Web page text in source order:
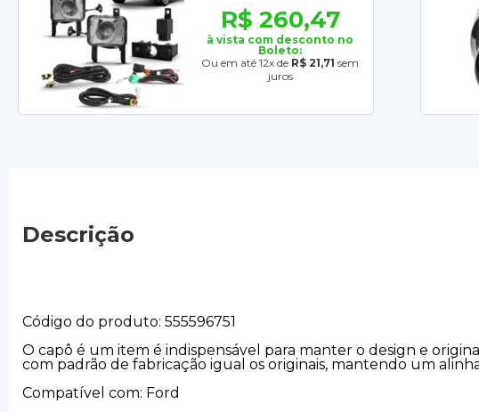
R$ 260,47
à vista com desconto no
Boleto:
Ou em até 12x de R$ 21,71 sem
juros
Descrição
Código do produto: 555596751
O capô é um item é indispensável para manter o design e
com padrão de fabricação igual os originais, mantendo um
Compatível com: Ford